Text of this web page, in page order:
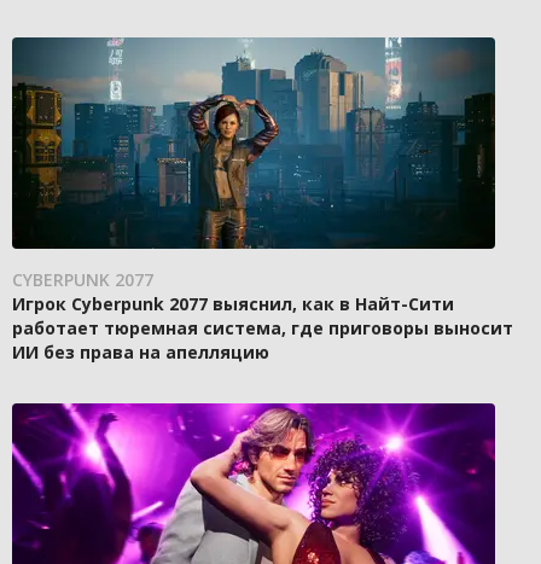
CYBERPUNK 2077
Игрок Cyberpunk 2077 выяснил, как в Найт-Сити
работает тюремная система, где приговоры выносит
ИИ без права на апелляцию